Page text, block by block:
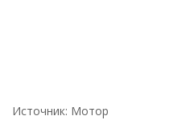
Источник: Мотор